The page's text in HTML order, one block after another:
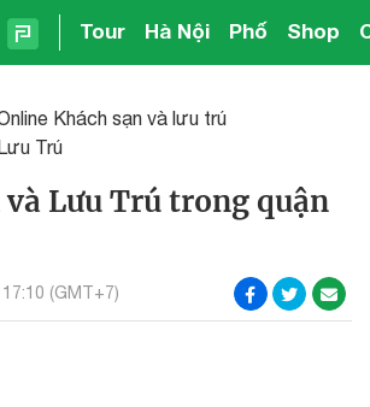
Tour Hà Nội Phố Shop
Khách sạn và lưu trú
Trú
và Lưu Trú trong quận
(GMT+7)